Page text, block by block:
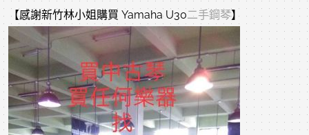
【感謝新竹林小姐購買 Yamaha U30二手鋼琴】